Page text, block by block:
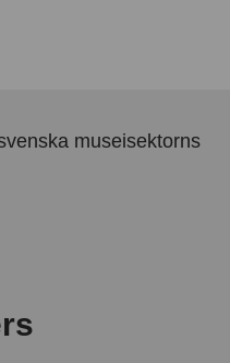
museisektorns